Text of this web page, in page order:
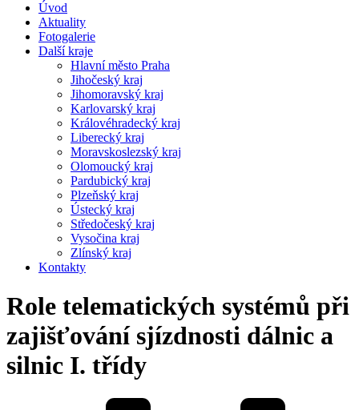
Úvod
Aktuality
Fotogalerie
Další kraje
Hlavní město Praha
Jihočeský kraj
Jihomoravský kraj
Karlovarský kraj
Královéhradecký kraj
Liberecký kraj
Moravskoslezský kraj
Olomoucký kraj
Pardubický kraj
Plzeňský kraj
Ústecký kraj
Středočeský kraj
Vysočina kraj
Zlínský kraj
Kontakty
Role telematických systémů při
zajišťování sjízdnosti dálnic a
silnic I. třídy